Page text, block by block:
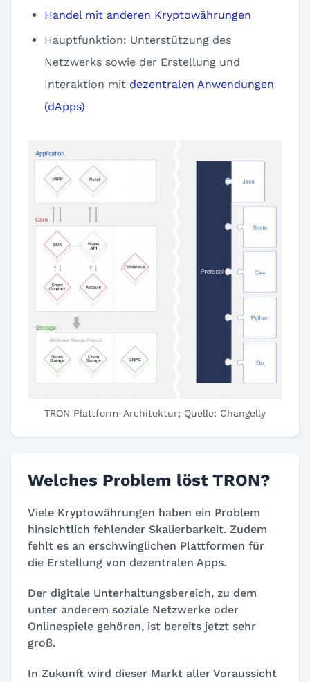
Handel mit anderen Kryptowährungen
Hauptfunktion: Unterstützung des
Netzwerks sowie der Erstellung und
Interaktion mit dezentralen Anwendungen
(dApps)
TRON Plattform-Architektur; Quelle: Changelly
Welches Problem löst TRON?
Viele Kryptowährungen haben ein Problem
hinsichtlich fehlender Skalierbarkeit. Zudem
fehlt es an erschwinglichen Plattformen für
die Erstellung von dezentralen Apps.
Der digitale Unterhaltungsbereich, zu dem
unter anderem soziale Netzwerke oder
Onlinespiele gehören, ist bereits jetzt sehr
groß.
In Zukunft wird dieser Markt aller Voraussicht